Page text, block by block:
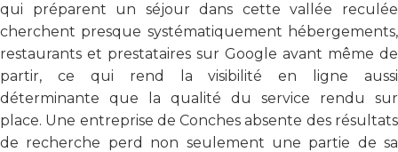
qui préparent un séjour dans cette vallée reculée
cherchent presque systématiquement hébergements,
restaurants et prestataires sur Google avant même de
partir, ce qui rend la visibilité en ligne aussi
déterminante que la qualité du service rendu sur
place. Une entreprise de Conches absente des résultats
de recherche perd non seulement une partie de sa